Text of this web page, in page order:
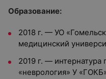
Образование:
2018 г. — УО
медицинский
2019 г. — интернатура
«неврология» У